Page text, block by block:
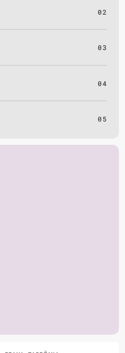
02
03
04
05